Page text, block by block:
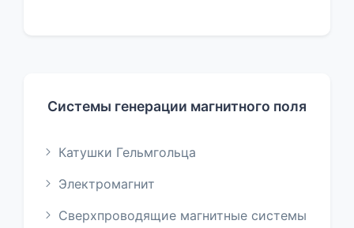
Системы генерации магнитного поля
Катушки Гельмгольца
Электромагнит
Сверхпроводящие магнитные системы